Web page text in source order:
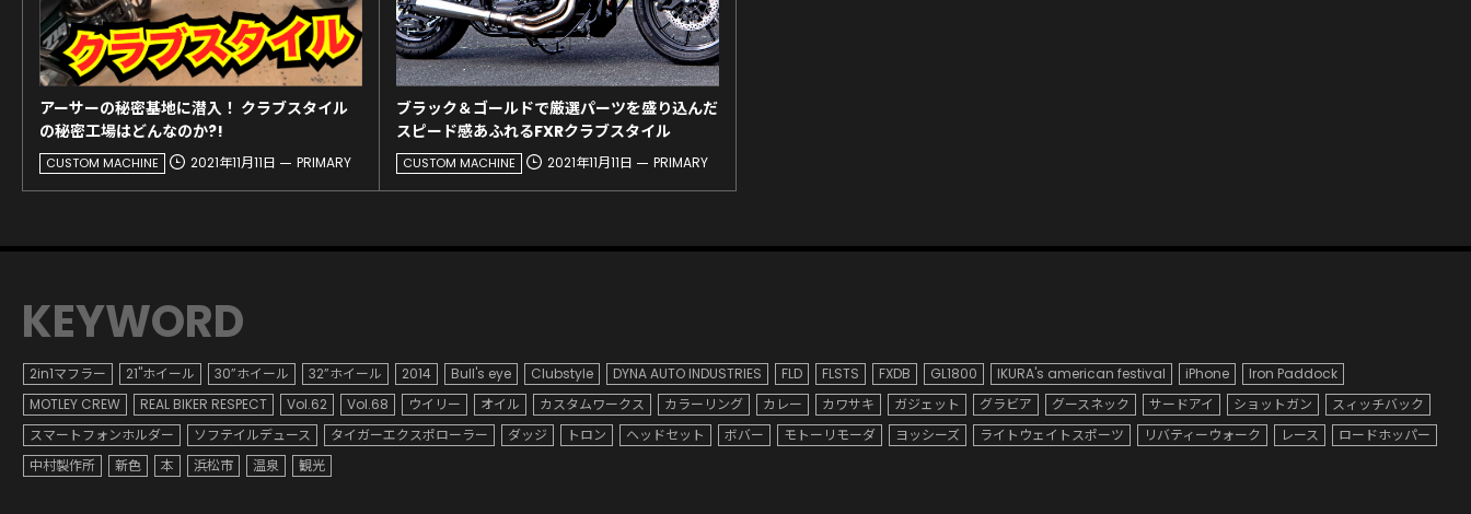
アーサーの秘密基地に潜入！ クラブスタイル
の秘密工場はどんなのか?!
CUSTOM MACHINE 2021年11月11日 PRIMARY
ブラック＆ゴールドで厳選パーツを盛り込んだ
スピード感あふれるFXRクラブスタイル
CUSTOM MACHINE 2021年11月11日 PRIMARY
KEYWORD
2in1マフラー 21"ホイール 30”ホイール 32”ホイール 2014 Bull's eye Clubstyle DYNA AUTO INDUSTRIES FLD FLSTS FXDB GL1800 IKURA's american festival iPhone
Iron Paddock
MOTLEY CREW
REAL BIKER RESPECT Vol.62 Vol.68 ウイリー オイル カスタムワークス カラーリング カレー カワサキ ガジェット グラビア グースネック サードアイ ショットガン
スィッチバック
スマートフォンホルダー
ソフテイルデュース タイガーエクスポローラー ダッジ トロン ヘッドセット ボバー モトーリモーダ ヨッシーズ ライトウェイトスポーツ リバティーウォーク レース
ロードホッパー
中村製作所
新色 本 浜松市 温泉 観光